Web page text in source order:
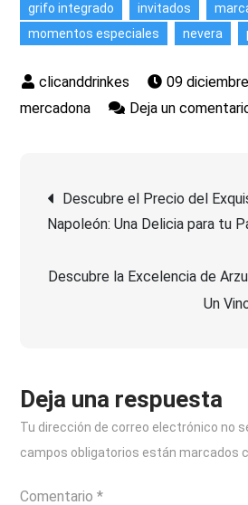
grifo integrado
invitados
momentos especiales
nevera
09
mercadona
Deja un
Navegación
de
entradas
Descubre el Precio del
Napoleón: Una Delicia para tu
Descubre la Excelencia de
Un
Deja una respuesta
Tu dirección de correo electrónico no
campos obligatorios están marcados
Comentario*